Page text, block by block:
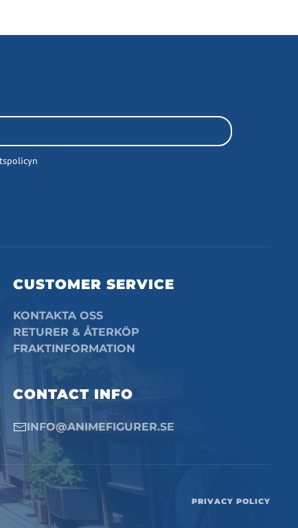
CUSTOMER SERVICE
KONTAKTA OSS
RETURER & ÅTERKÖP
FRAKTINFORMATION
CONTACT INFO
INFO@ANIMEFIGURER.SE
PRIVACY POLICY